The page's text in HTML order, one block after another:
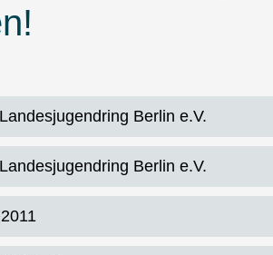
Landesjugendring Berlin e.V.
Landesjugendring Berlin e.V.
2011